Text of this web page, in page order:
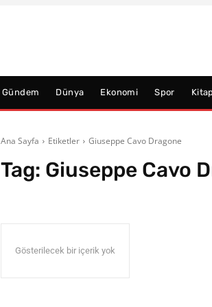
Gündem Dünya Ekonomi Spor
Ana Sayfa Etiketler Giuseppe Cavo Dragone
Tag: Giuseppe Cavo
Gösterilecek bir içerik yok